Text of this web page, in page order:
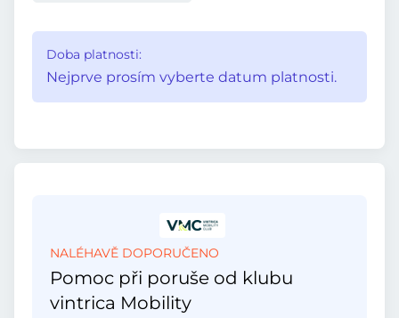
Doba platnosti:
Nejprve prosím vyberte datum platnosti.
NALÉHAVĚ DOPORUČENO
Pomoc při poruše od klubu
vintrica Mobility